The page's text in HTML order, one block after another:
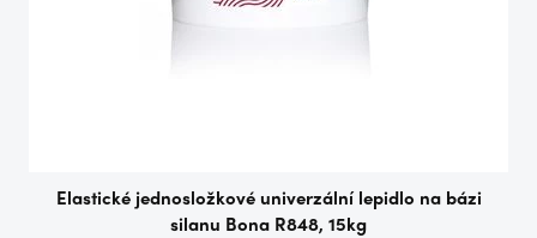
Elastické jednosložkové univerzální lepidlo na bázi
silanu Bona R848, 15kg